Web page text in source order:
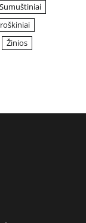
Sumuštiniai
Žinios